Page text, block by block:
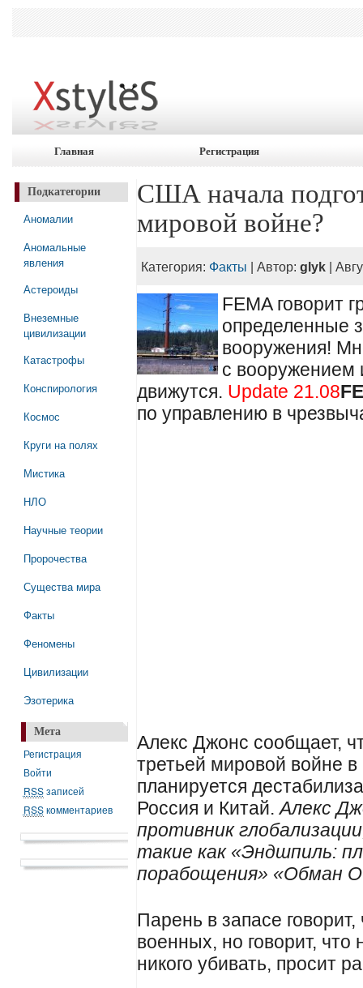
Главная Регистрация
Подкатегории
Аномалии
Аномальные
явления
Астероиды
Внеземные
цивилизации
Катастрофы
Конспирология
Космос
Круги на полях
Мистика
НЛО
Научные теории
Пророчества
Существа мира
Факты
Феномены
Цивилизации
Эзотерика
Мета
Регистрация
Войти
RSSзаписей
RSSкомментариев
США начала
мировой войне?
Категория: Факты | Автор:glyk |
FEMA говорит
определенные
вооружения!
с вооружением
движутся. Update 21.08
по управлению в
Алекс Джонс сообщает,
третьей мировой войне в
планируется
Россия и Китай.Алекс
противник
такие как «Эндшпиль:
порабощения» «Обман
Парень в запасе
военных, но говорит, что
никого убивать, просит